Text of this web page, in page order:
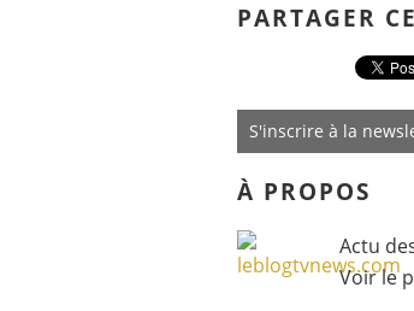
PARTAGER
S'inscrire à la
À PROPOS
Actu
Voir le